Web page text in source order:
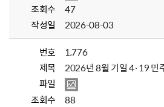
조회수
47
작성일
2026-08-03
번호
1,776
제목
2026년 8월 기일 4·19 민
파일
조회수
88